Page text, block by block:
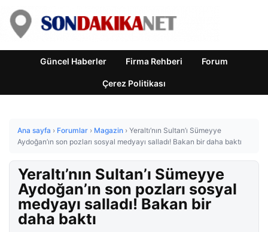
Güncel Haberler Firma Rehberi Forum
Çerez Politikası
Ana sayfa › Forumlar › Magazin › Yeraltı’nın Sultan’ı Sümeyye
Aydoğan’ın son pozları sosyal medyayı salladı! Bakan bir daha baktı
Yeraltı’nın Sultan’ı Sümeyye
Aydoğan’ın son pozları sosyal
medyayı salladı! Bakan bir
daha baktı